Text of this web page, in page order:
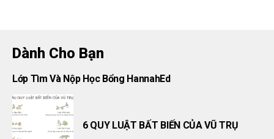
Dành Cho Bạn
Lớp Tìm Và Nộp Học Bổng HannahEd
6 QUY LUẬT BẤT BIẾN CỦA VŨ TRỤ